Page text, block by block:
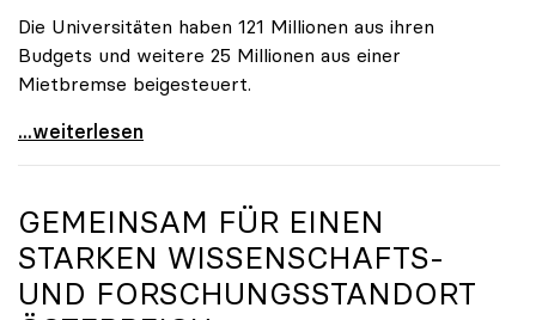
Die Universitäten haben 121 Millionen aus ihren
Budgets und weitere 25 Millionen aus einer
Mietbremse beigesteuert.
„Verzögerung unverständlich“: Universitäten
...weiterlesen
GEMEINSAM FÜR EINEN
STARKEN WISSENSCHAFTS-
UND FORSCHUNGSSTANDORT